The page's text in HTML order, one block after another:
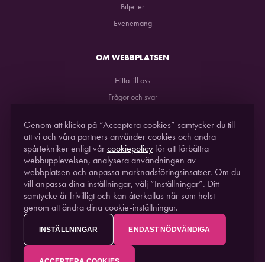
Biljetter
Evenemang
OM WEBBPLATSEN
Hitta till oss
Frågor och svar
STUDIO ACUSTICUM
SCIENCE PARK
Genom att klicka på “Acceptera cookies” samtycker du till
att vi och våra partners använder cookies och andra
spårtekniker enligt vårcookiepolicyför att förbättra
webbupplevelsen, analysera användningen av
webbplatsen och anpassa marknadsföringsinsatser. Om du
vill anpassa dina inställningar, välj “Inställningar”. Ditt
samtycke är frivilligt och kan återkallas när som helst
genom att ändra dina cookie-inställningar.
INSTÄLLNINGAR ENDAST NÖDVÄNDIGA